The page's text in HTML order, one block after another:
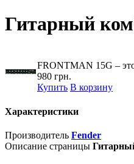
Гитарный
FRONTMAN 15G –
980 грн.
Купить В корзину
Характеристики
Производитель Fender
Описание страницы